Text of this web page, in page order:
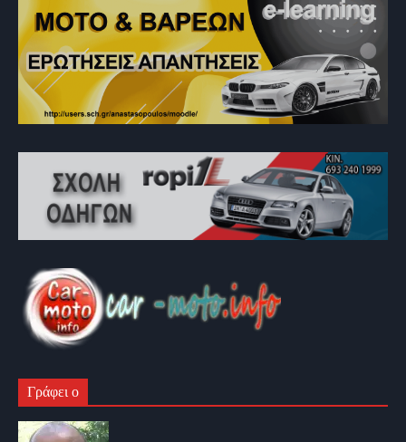
Γράφει ο